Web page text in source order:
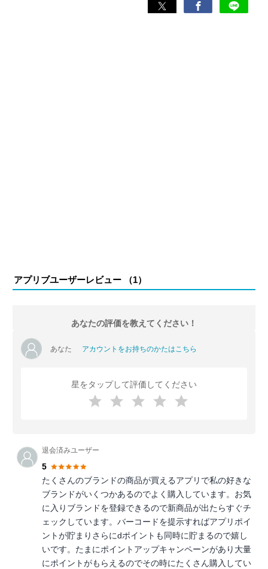
アプリブユーザーレビュー （1）
あなたの評価を教えてください！
あなた アカウントをお持ちのかたはこちら
星をタップして評価してください
退会済みユーザー
5
たくさんのブランドの商品が買えるアプリで私の好きな
ブランドがいくつかあるのでよく購入しています。お気
に入りブランドを登録できるので新商品が出たらすぐチ
ェックしています。バーコードを提示すればアプリポイ
ントが貯まりさらにdポイントも同時に貯まるので嬉し
いです。たまにポイントアップキャンペーンがあり大量
にポイントがもらえるのでその時にたくさん購入してい